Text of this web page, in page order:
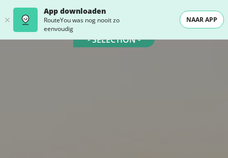
App downloaden
RouteYou was nog nooit zo
eenvoudig
NAAR APP
- SELECTION -